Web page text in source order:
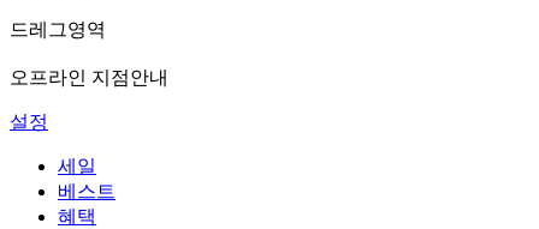
드레그영역
오프라인 지점안내
설정
세일
베스트
혜택